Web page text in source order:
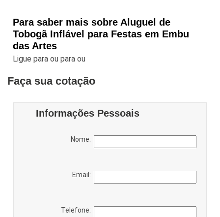
Para saber mais sobre Aluguel de
Tobogã Inflável para Festas em Embu
das Artes
Ligue paraou paraou
Faça sua cotação
Informações Pessoais
Nome:
Email:
Telefone: